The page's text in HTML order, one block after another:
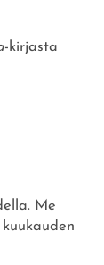
-kirjasta
Me